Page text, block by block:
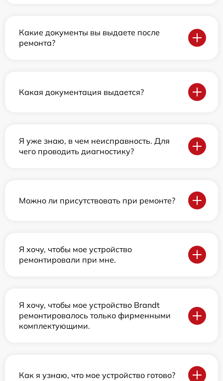
Какие документы вы выдаете после
ремонта?
Какая документация выдается?
Я уже знаю, в чем неисправность. Для
чего проводить диагностику?
Можно ли присутствовать при ремонте?
Я хочу, чтобы мое устройство
ремонтировали при мне.
Я хочу, чтобы мое устройство Brandt
ремонтировалось только фирменными
комплектующими.
Как я узнаю, что мое устройство готово?